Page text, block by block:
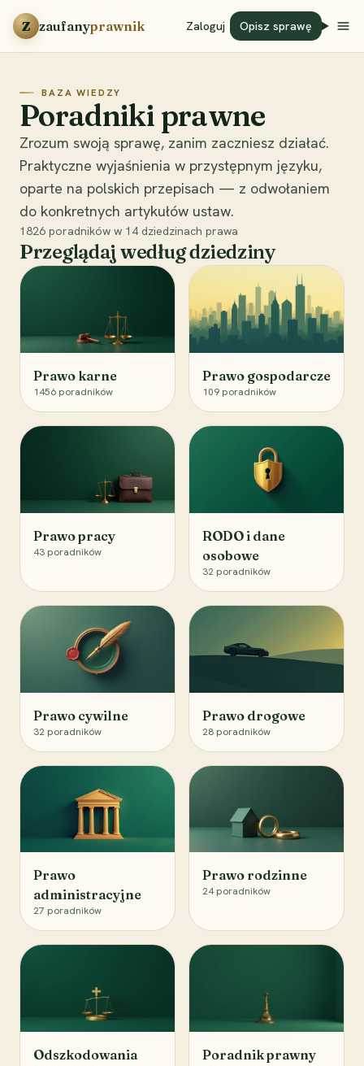
Przejdź do treści
Z zaufanyprawnik Zaloguj Opisz sprawę
BAZA WIEDZY
Poradniki prawne
Zrozum swoją sprawę, zanim zaczniesz działać.
Praktyczne wyjaśnienia w przystępnym języku,
oparte na polskich przepisach — z odwołaniem
do konkretnych artykułów ustaw.
1826 poradników w 14 dziedzinach prawa
Przeglądaj według dziedziny
Prawo karne
1456 poradników
Prawo gospodarcze
109 poradników
Prawo pracy
43 poradników
RODO i dane
osobowe
32 poradników
Prawo cywilne
32 poradników
Prawo drogowe
28 poradników
Prawo
administracyjne
27 poradników
Prawo rodzinne
24 poradników
Odszkodowania Poradnik prawny